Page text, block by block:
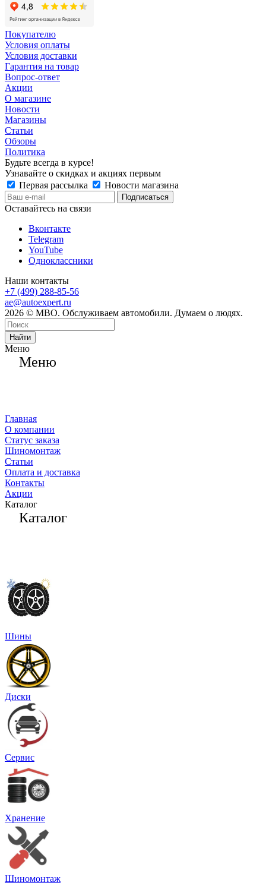
Покупателю
Условия оплаты
Условия доставки
Гарантия на товар
Вопрос-ответ
Акции
О магазине
Новости
Магазины
Статьи
Обзоры
Политика
Будьте всегда в курсе!
Узнавайте о скидках и акциях первым
Первая рассылка
Новости магазина
Оставайтесь на связи
Вконтакте
Telegram
YouTube
Одноклассники
Наши контакты
+7 (499) 288-85-56
ae@autoexpert.ru
2026 © МВО. Обслуживаем автомобили. Думаем о людях.
Найти
Меню
Меню
Главная
О компании
Статус заказа
Шиномонтаж
Статьи
Оплата и доставка
Контакты
Акции
Каталог
Каталог
Шины
Диски
Сервис
Хранение
Шиномонтаж